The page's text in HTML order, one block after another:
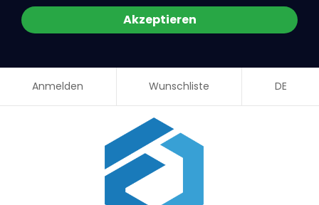
Akzeptieren
Anmelden Wunschliste DE